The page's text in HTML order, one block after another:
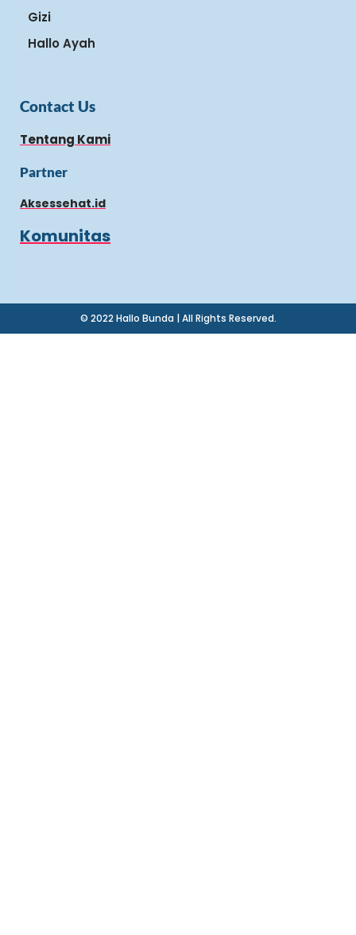
Gizi
Hallo Ayah
Contact Us
Tentang Kami
Partner
Aksessehat.id
Komunitas
© 2022 Hallo Bunda | All Rights Reserved.